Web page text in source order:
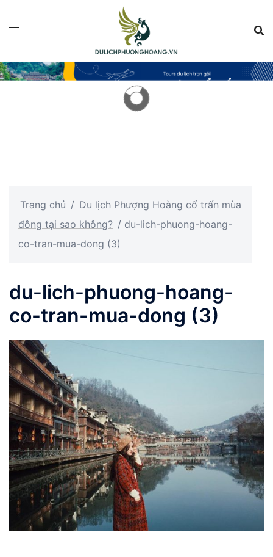
đến
dung
Trang chủ / Du lịch Phượng Hoàng cổ trấn mùa
đông tại sao không? / du-lich-phuong-hoang-
co-tran-mua-dong (3)
du-lich-phuong-hoang-
co-tran-mua-dong (3)